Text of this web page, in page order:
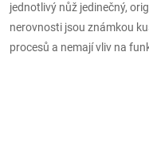
jednotlivý nůž jedinečný,
nerovnosti jsou známkou
procesů a nemají vliv na